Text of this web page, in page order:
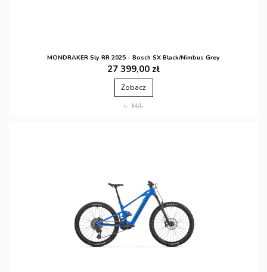
MONDRAKER Sly RR 2025 - Bosch SX Black/Nimbus Grey
27 399,00 zł
Zobacz
L M/L